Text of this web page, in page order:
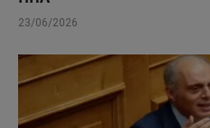
23/06/2026